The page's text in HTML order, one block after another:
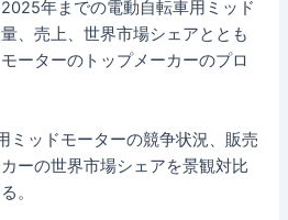
年までの電動自転車用ミッド
、売上、世界市場シェアととも
ーターのトップメーカーのプロ
ミッドモーターの競争状況、販売
ーの世界市場シェアを景観対比
。